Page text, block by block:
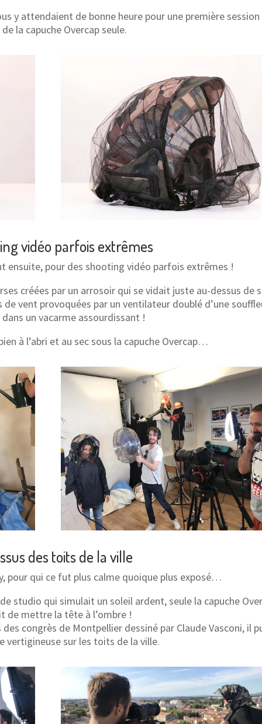
y attendaient de bonne heure pour une première session
la capuche Overcap seule.
vidéo parfois extrêmes
ensuite, pour des shooting vidéo parfois extrêmes !
créées par un arrosoir qui se vidait juste au-dessus de
vent provoquées par un ventilateur doublé d’une
un vacarme assourdissant !
à l’abri et au sec sous la capuche Overcap…
des toits de la ville
pour qui ce fut plus calme quoique plus exposé…
studio qui simulait un soleil ardent, seule la capuche
de mettre la tête à l’ombre !
congrès de Montpellier dessiné par Claude Vasconi, il
vertigineuse sur les toits de la ville.